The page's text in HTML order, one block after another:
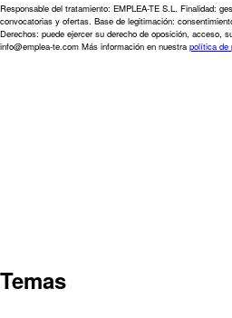
Responsable del tratamiento: EMPLEA-TE S.L. Finalidad:
convocatorias y ofertas. Base de legitimación:
Derechos: puede ejercer su derecho de oposición, acceso,
info@emplea-te.com Más información en nuestra política de
Temas